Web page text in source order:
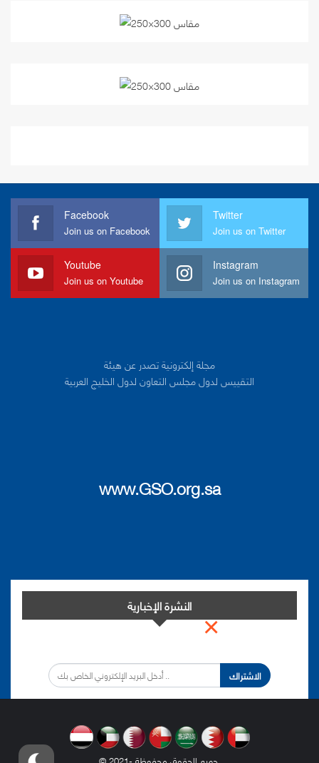
Facebook
Join us on Facebook
Twitter
Join us on Twitter
Youtube
Join us on Youtube
Instagram
Join us on Instagram
مجلة إلكترونية تصدر عن هيئة
التقييس لدول مجلس التعاون لدول الخليج العربية
www.GSO.org.sa
النشرة الإخبارية
الاشتراك
×